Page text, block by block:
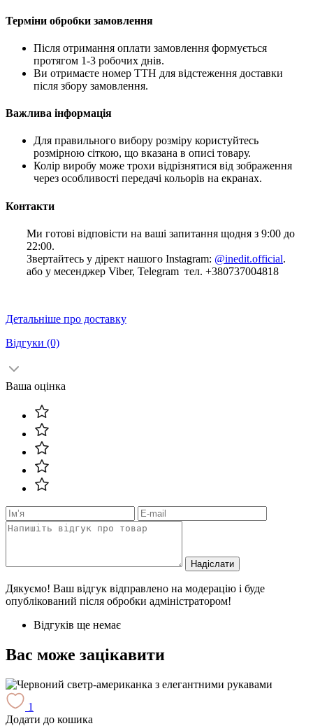
Терміни обробки замовлення
Після отримання оплати замовлення формується
протягом 1-3 робочих днів.
Ви отримаєте номер ТТН для відстеження доставки
після збору замовлення.
Важлива інформація
Для правильного вибору розміру користуйтесь
розмірною сіткою, що вказана в описі товару.
Колір виробу може трохи відрізнятися від зображення
через особливості передачі кольорів на екранах.
Контакти
Ми готові відповісти на ваші запитання щодня з 9:00 до
22:00.
Звертайтесь у дірект нашого Instagram: @inedit.official.
або у месенджер Viber, Telegram тел. +380737004818
Детальніше про доставку
Відгуки (0)
Ваша оцінка
Надіслати
Дякуємо! Ваш відгук відправлено на модерацію і буде
опублікований після обробки адміністратором!
Відгуків ще немає
Вас може зацікавити
1
Додати до кошика